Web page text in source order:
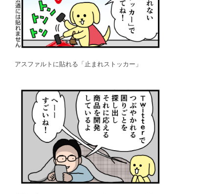
アスファルトに貼れる「止まれストッカー」